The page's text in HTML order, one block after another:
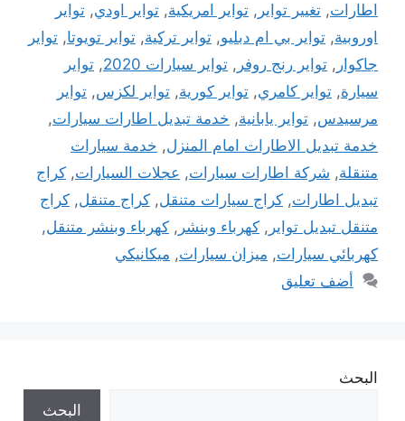
اطارات, تغيير تواير , تواير امريكية, تواير اودي, تواير
اوروبية, تواير بي ام دبليو, تواير تركية, تواير تويوتا, تواير
جاكوار , تواير رنج روفر , تواير سيارات 2020 , تواير
سيارة, تواير كامري, تواير كورية, تواير لكزس, تواير
مرسيدس, تواير يابانية, خدمة تبديل اطارات سيارات,
خدمة تبديل الاطارات امام المنزل, خدمة سيارات
متنقلة, شركة اطارات سيارات, عجلات السيارات, كراج
تبديل اطارات, كراج سيارات متنقل, كراج متنقل, كراج
متنقل تبديل تواير , كهرباء وبنشر , كهرباء وبنشر متنقل,
كهربائي سيارات, ميزان سيارات, ميكانيكي
أضف تعليق
البحث
البحث